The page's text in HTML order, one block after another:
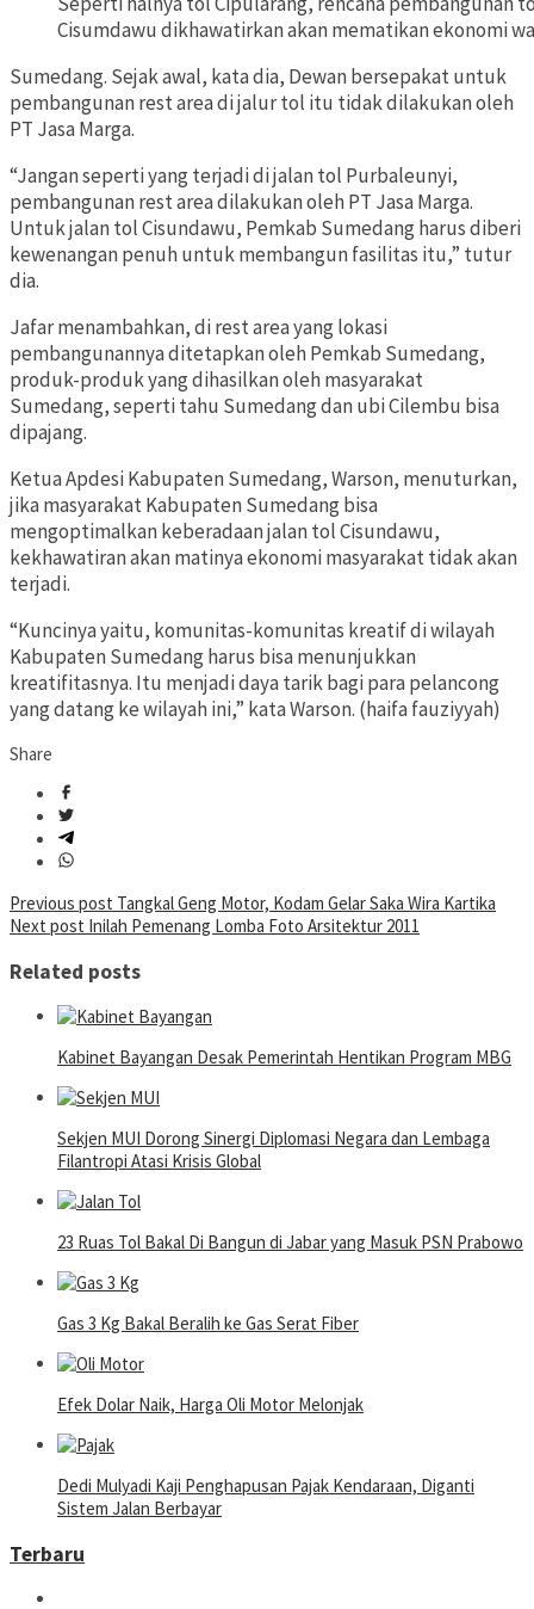
Cisumdawu dikhawatirkan akan mematikan ekonomi
Sumedang. Sejak awal, kata dia, Dewan bersepakat untuk
pembangunan rest area di jalur tol itu tidak dilakukan oleh
PT Jasa Marga.
“Jangan seperti yang terjadi di jalan tol Purbaleunyi,
pembangunan rest area dilakukan oleh PT Jasa Marga.
Untuk jalan tol Cisundawu, Pemkab Sumedang harus diberi
kewenangan penuh untuk membangun fasilitas itu,” tutur
dia.
Jafar menambahkan, di rest area yang lokasi
pembangunannya ditetapkan oleh Pemkab Sumedang,
produk-produk yang dihasilkan oleh masyarakat
Sumedang, seperti tahu Sumedang dan ubi Cilembu bisa
dipajang.
Ketua Apdesi Kabupaten Sumedang, Warson, menuturkan,
jika masyarakat Kabupaten Sumedang bisa
mengoptimalkan keberadaan jalan tol Cisundawu,
kekhawatiran akan matinya ekonomi masyarakat tidak akan
terjadi.
“Kuncinya yaitu, komunitas-komunitas kreatif di wilayah
Kabupaten Sumedang harus bisa menunjukkan
kreatifitasnya. Itu menjadi daya tarik bagi para pelancong
yang datang ke wilayah ini,” kata Warson. (haifa fauziyyah)
Share
Post
navigation
Previous post Tangkal Geng Motor, Kodam Gelar Saka Wira Kartika
Next post Inilah Pemenang Lomba Foto Arsitektur 2011
Related posts
Kabinet Bayangan Desak Pemerintah Hentikan Program MBG
Sekjen MUI Dorong Sinergi Diplomasi Negara dan Lembaga
Filantropi Atasi Krisis Global
23 Ruas Tol Bakal Di Bangun di Jabar yang Masuk PSN Prabowo
Gas 3 Kg Bakal Beralih ke Gas Serat Fiber
Efek Dolar Naik, Harga Oli Motor Melonjak
Dedi Mulyadi Kaji Penghapusan Pajak Kendaraan, Diganti
Sistem Jalan Berbayar
Terbaru